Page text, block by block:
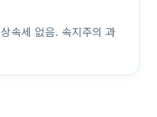
속세 없음. 속지주의 과